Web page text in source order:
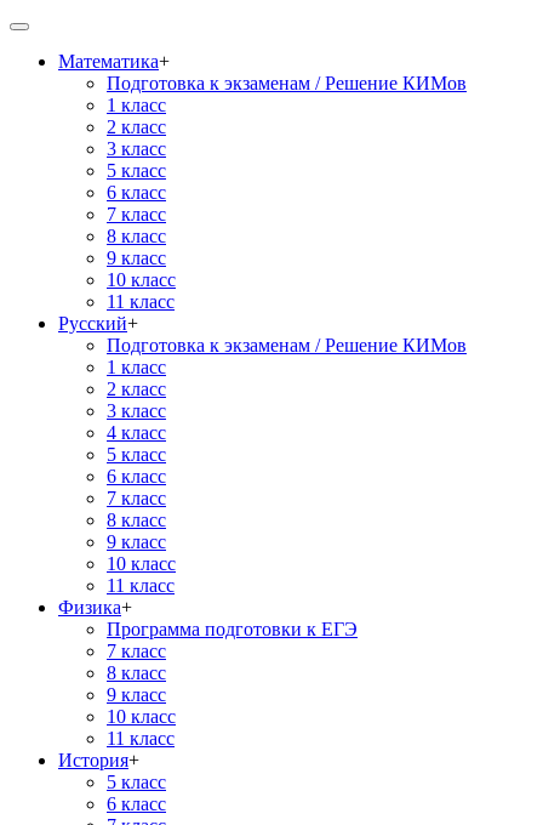
Математика+
Подготовка к экзаменам / Решение КИМов
1 класс
2 класс
3 класс
5 класс
6 класс
7 класс
8 класс
9 класс
10 класс
11 класс
Русский+
Подготовка к экзаменам / Решение КИМов
1 класс
2 класс
3 класс
4 класс
5 класс
6 класс
7 класс
8 класс
9 класс
10 класс
11 класс
Физика+
Программа подготовки к ЕГЭ
7 класс
8 класс
9 класс
10 класс
11 класс
История+
5 класс
6 класс